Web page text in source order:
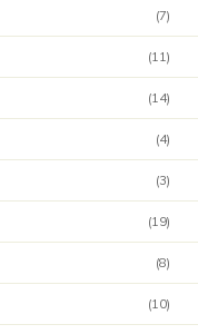
(7)
(11)
(14)
(4)
(3)
(19)
(8)
(10)